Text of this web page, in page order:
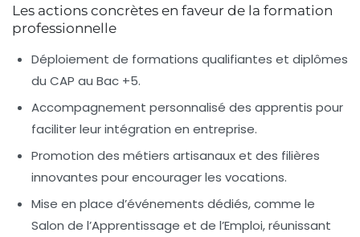
Les actions concrètes en faveur de la formation
professionnelle
Déploiement de formations qualifiantes et diplômes
du CAP au Bac +5.
Accompagnement personnalisé des apprentis pour
faciliter leur intégration en entreprise.
Promotion des métiers artisanaux et des filières
innovantes pour encourager les vocations.
Mise en place d’événements dédiés, comme le
Salon de l’Apprentissage et de l’Emploi, réunissant